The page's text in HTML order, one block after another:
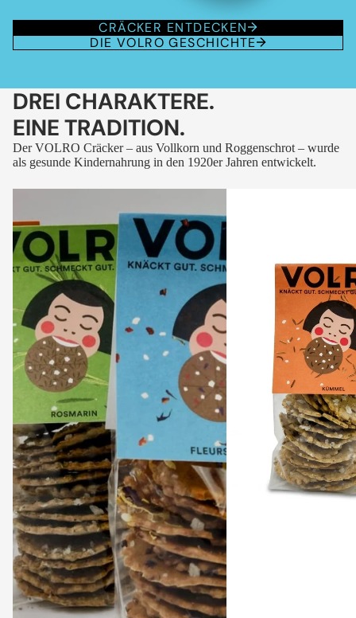
CRÄCKER ENTDECKEN
DIE VOLRO GESCHICHTE
DREI CHARAKTERE.
EINE TRADITION.
Der VOLRO Cräcker – aus Vollkorn und Roggenschrot – wurde
als gesunde Kindernahrung in den 1920er Jahren entwickelt.
FLEURS
DES
ALPES
KÜMMEL
Sale